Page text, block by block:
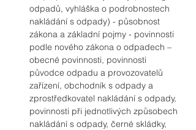
odpadů, vyhláška o podrobnostech
nakládání s odpady) - působnost
zákona a základní pojmy - povinnosti
podle nového zákona o odpadech –
obecné povinnosti, povinnosti
původce odpadu a provozovatelů
zařízení, obchodník s odpady a
zprostředkovatel nakládání s odpady,
povinnosti při jednotlivých způsobech
nakládání s odpady, černé skládky,